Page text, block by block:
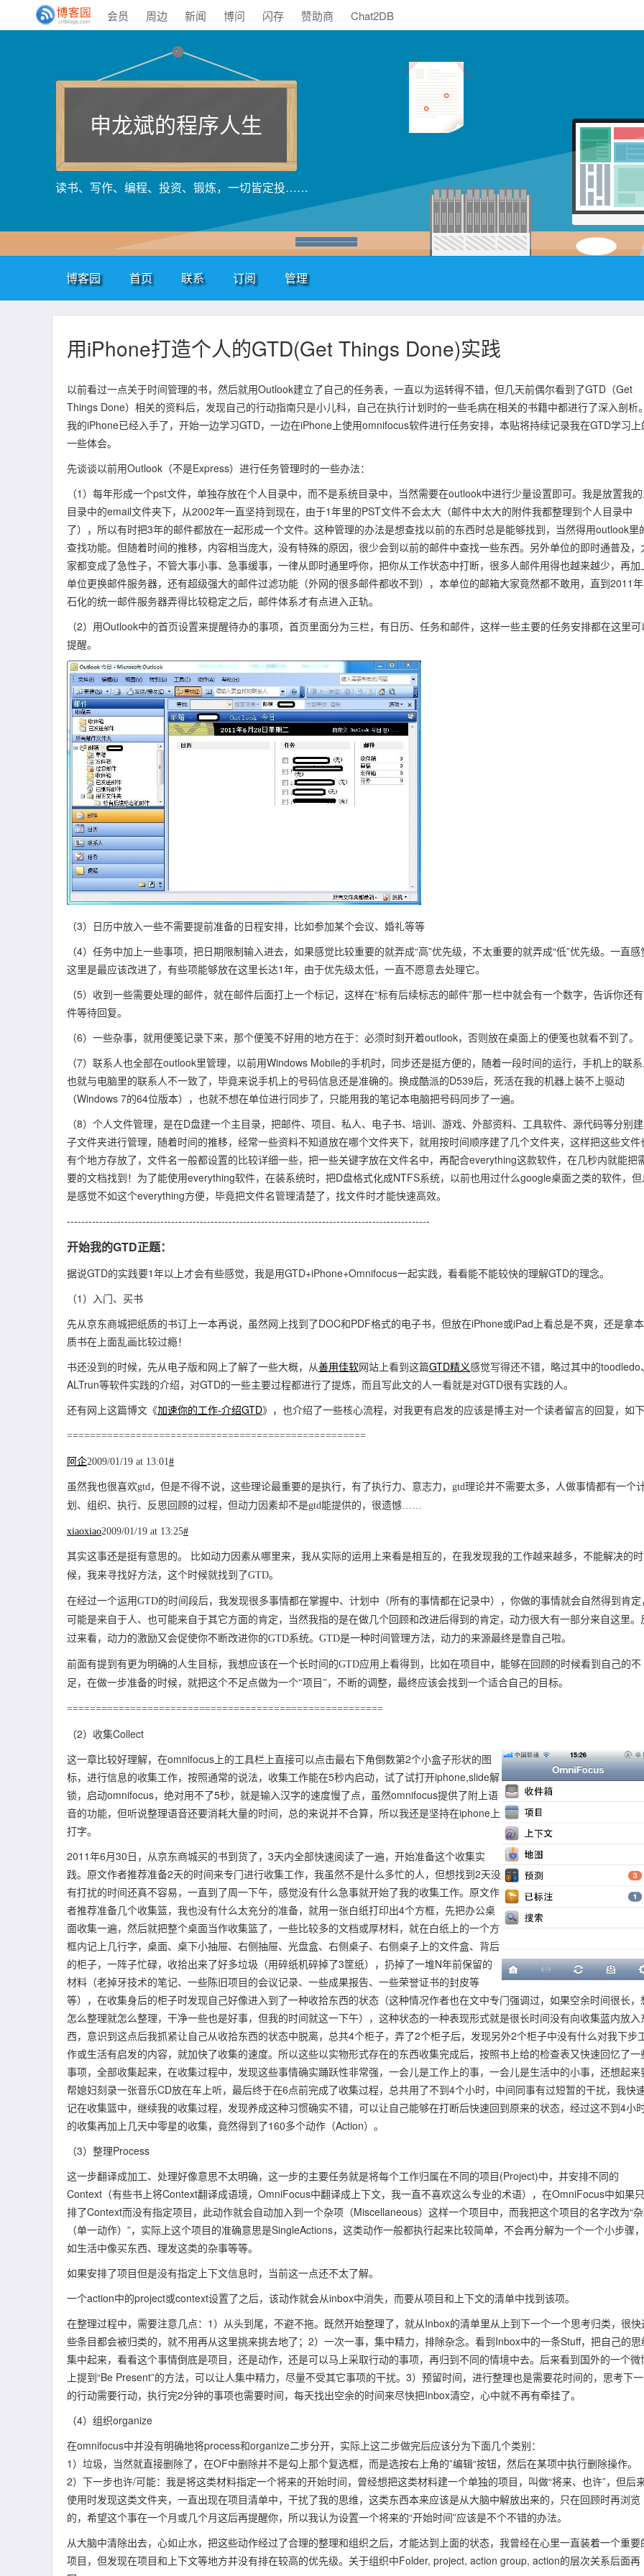
会员 周边 新闻 博问 闪存 赞助商 Chat2DB
申龙斌的程序人生
读书、写作、编程、投资、锻炼，一切皆定投……
博客园 首页 联系 订阅 管理
用iPhone打造个人的GTD(Get Things Done)实践
以前看过一点关于时间管理的书，然后就用Outlook建立了自己的任务表，一直以为运转得不错，但几天前偶尔看到了GTD（Get
Things Done）相关的资料后，发现自己的行动指南只是小儿科，自己在执行计划时的一些毛病在相关的书籍中都进行了深入剖析
我的iPhone已经入手了，开始一边学习GTD，一边在iPhone上使用omnifocus软件进行任务安排，本贴将持续记录我在GTD学习上
一些体会。
先谈谈以前用Outlook（不是Express）进行任务管理时的一些办法：
（1）每年形成一个pst文件，单独存放在个人目录中，而不是系统目录中，当然需要在outlook中进行少量设置即可。我是放置我
目录中的email文件夹下，从2002年一直坚持到现在，由于1年里的PST文件不会太大（邮件中太大的附件我都整理到个人目录中
了），所以有时把3年的邮件都放在一起形成一个文件。这种管理的办法是想查找以前的东西时总是能够找到，当然得用outlook里
查找功能。但随着时间的推移，内容相当庞大，没有特殊的原因，很少会到以前的邮件中查找一些东西。另外单位的即时通普及，
家都变成了急性子，不管大事小事、急事缓事，一律从即时通里呼你，把你从工作状态中打断，很多人邮件用得也越来越少，再加
单位更换邮件服务器，还有超级强大的邮件过滤功能（外网的很多邮件都收不到），本单位的邮箱大家竟然都不敢用，直到2011
石化的统一邮件服务器弄得比较稳定之后，邮件体系才有点进入正轨。
（2）用Outlook中的首页设置来提醒待办的事项，首页里面分为三栏，有日历、任务和邮件，这样一些主要的任务安排都在这里可
提醒。
（3）日历中放入一些不需要提前准备的日程安排，比如参加某个会议、婚礼等等
（4）任务中加上一些事项，把日期限制输入进去，如果感觉比较重要的就弄成“高”优先级，不太重要的就弄成“低”优先级。一直感
这里是最应该改进了，有些项能够放在这里长达1年，由于优先级太低，一直不愿意去处理它。
（5）收到一些需要处理的邮件，就在邮件后面打上一个标记，这样在“标有后续标志的邮件”那一栏中就会有一个数字，告诉你还
件等待回复。
（6）一些杂事，就用便笺记录下来，那个便笺不好用的地方在于：必须时刻开着outlook，否则放在桌面上的便笺也就看不到了。
（7）联系人也全部在outlook里管理，以前用Windows Mobile的手机时，同步还是挺方便的，随着一段时间的运行，手机上的联
也就与电脑里的联系人不一致了，毕竟来说手机上的号码信息还是准确的。换成酷派的D539后，死活在我的机器上装不上驱动
（Windows 7的64位版本），也就不想在单位进行同步了，只能用我的笔记本电脑把号码同步了一遍。
（8）个人文件管理，是在D盘建一个主目录，把邮件、项目、私人、电子书、培训、游戏、外部资料、工具软件、源代码等分别
子文件夹进行管理，随着时间的推移，经常一些资料不知道放在哪个文件夹下，就用按时间顺序建了几个文件夹，这样把这些文件
有个地方存放了，文件名一般都设置的比较详细一些，把一些关键字放在文件名中，再配合everything这款软件，在几秒内就能把
要的文档找到！为了能使用everything软件，在装系统时，把D盘格式化成NTFS系统，以前也用过什么google桌面之类的软件，
是感觉不如这个everything方便，毕竟把文件名管理清楚了，找文件时才能快速高效。
-----------------------------------------------------------------------------------------------------
开始我的GTD正题：
据说GTD的实践要1年以上才会有些感觉，我是用GTD+iPhone+Omnifocus一起实践，看看能不能较快的理解GTD的理念。
（1）入门、买书
先从京东商城把纸质的书订上一本再说，虽然网上找到了DOC和PDF格式的电子书，但放在iPhone或iPad上看总是不爽，还是拿
质书在上面乱画比较过瘾！
书还没到的时候，先从电子版和网上了解了一些大概，从善用佳软网站上看到这篇GTD精义感觉写得还不错，略过其中的toodledo
ALTrun等软件实践的介绍，对GTD的一些主要过程都进行了提炼，而且写此文的人一看就是对GTD很有实践的人。
还有网上这篇博文《加速你的工作-介绍GTD》，也介绍了一些核心流程，对我更有启发的应该是博主对一个读者留言的回复，如
====================================================
阿企2009/01/19 at 13:01#
虽然我也很喜欢gtd，但是不得不说，这些理论最重要的是执行，有了执行力、意志力，gtd理论并不需要太多，人做事情都有一个
划、组织、执行、反思回顾的过程，但动力因素却不是gtd能提供的，很遗憾……
xiaoxiao2009/01/19 at 13:25#
其实这事还是挺有意思的。 比如动力因素从哪里来，我从实际的运用上来看是相互的，在我发现我的工作越来越多，不能解决的时
候，我来寻找好方法，这个时候就找到了GTD。
在经过一个运用GTD的时间段后，我发现很多事情都在掌握中、计划中（所有的事情都在记录中），你做的事情就会自然得到肯定
可能是来自于人、也可能来自于其它方面的肯定，当然我指的是在做几个回顾和改进后得到的肯定，动力很大有一部分来自这里。
过来看，动力的激励又会促使你不断改进你的GTD系统。GTD是一种时间管理方法，动力的来源最终是靠自己啦。
前面有提到有更为明确的人生目标，我想应该在一个长时间的GTD应用上看得到，比如在项目中，能够在回顾的时候看到自己的不
足，在做一步准备的时候，就把这个不足点做为一个“项目”，不断的调整，最终应该会找到一个适合自己的目标。
=======================================================
（2）收集Collect
这一章比较好理解，在omnifocus上的工具栏上直接可以点击最右下角倒数第2个小盒子形状的图
标，进行信息的收集工作，按照通常的说法，收集工作能在5秒内启动，试了试打开iphone,slide解
锁，启动omnifocus，绝对用不了5秒，就是输入汉字的速度慢了点，虽然omnifocus提供了附上语
音的功能，但听说整理语音还要消耗大量的时间，总的来说并不合算，所以我还是坚持在iphone上
打字。
2011年6月30日，从京东商城买的书到货了，3天内全部快速阅读了一遍，开始准备这个收集实
践。原文作者推荐准备2天的时间来专门进行收集工作，我虽然不是什么多忙的人，但想找到2天没
有打扰的时间还真不容易，一直到了周一下午，感觉没有什么急事就开始了我的收集工作。原文作
者推荐准备几个收集篮，我也没有什么太充分的准备，就用一张白纸打印出4个方框，先把办公桌
面收集一遍，然后就把整个桌面当作收集篮了，一些比较多的文档或厚材料，就在白纸上的一个方
框内记上几行字，桌面、桌下小抽屉、右侧抽屉、光盘盒、右侧桌子、右侧桌子上的文件盒、背后
的柜子，一阵子忙碌，收拾出来了好多垃圾（用碎纸机碎掉了3筐纸），扔掉了一堆N年前保留的
材料（老掉牙技术的笔记、一些陈旧项目的会议记录、一些成果报告、一些荣誉证书的封皮等
等），在收集身后的柜子时发现自己好像进入到了一种收拾东西的状态（这种情况作者也在文中专门强调过，如果空余时间很长，
怎么整理就怎么整理，干净一些也是好事，但我的时间就这一下午），这种状态的一种表现形式就是很长时间没有向收集蓝内放入
西，意识到这点后我抓紧让自己从收拾东西的状态中脱离，总共4个柜子，弄了2个柜子后，发现另外2个柜子中没有什么对我下步
作或生活有启发的内容，就加快了收集的速度。所以这些以实物形式存在的东西收集完成后，按照书上给的检查表又快速回忆了一
事项，全部收集起来，在收集过程中，发现这些事情确实踊跃性非常强，一会儿是工作上的事，一会儿是生活中的小事，还想起来
帮媳妇刻录一张音乐CD放在车上听，最后终于在6点前完成了收集过程，总共用了不到4个小时，中间同事有过短暂的干扰，我快
记在收集篮中，继续我的收集过程，发现养成这种习惯确实不错，可以让自己能够在打断后快速回到原来的状态，经过这不到4小
的收集再加上几天中零星的收集，竟然得到了160多个动作（Action）。
（3）整理Process
这一步翻译成加工、处理好像意思不太明确，这一步的主要任务就是将每个工作归属在不同的项目(Project)中，并安排不同的
Context（有些书上将Context翻译成语境，OmniFocus中翻译成上下文，我一直不喜欢这么专业的术语），在OmniFocus中如果
排了Context而没有指定项目，此动作就会自动加入到一个杂项（Miscellaneous）这样一个项目中，而我把这个项目的名字改为“
（单一动作）”，实际上这个项目的准确意思是SingleActions，这类动作一般都执行起来比较简单，不会再分解为一个一个小步骤
如生活中像买东西、理发这类的杂事等等。
如果安排了项目但是没有指定上下文信息时，当前这一点还不太了解。
一个action中的project或context设置了之后，该动作就会从inbox中消失，而要从项目和上下文的清单中找到该项。
在整理过程中，需要注意几点：1）从头到尾，不避不拖。既然开始整理了，就从Inbox的清单里从上到下一个一个思考归类，很快
些条目都会被归类的，就不用再从这里挑来挑去地了；2）一次一事，集中精力，排除杂念。看到Inbox中的一条Stuff，把自己的思
集中起来，看看这个事情倒底是项目，还是动作，还是可以马上采取行动的事项，再归到不同的情境中去。后来看到国外的一个微
上提到“Be Present”的方法，可以让人集中精力，尽量不受其它事项的干扰。3）预留时间，进行整理也是需要花时间的，思考下
的行动需要行动，执行完2分钟的事项也需要时间，每天找出空余的时间来尽快把Inbox清空，心中就不再有牵挂了。
（4）组织organize
在omnifocus中并没有明确地将process和organize二步分开，实际上这二步做完后应该分为下面几个类别：
1）垃圾，当然就直接删除了，在OF中删除并不是勾上那个复选框，而是选按右上角的”编辑“按钮，然后在某项中执行删除操作。
2）下一步也许/可能：我是将这类材料指定一个将来的开始时间，曾经想把这类材料建一个单独的项目，叫做“将来、也许”，但后
使用时发现这类文件夹，一直出现在项目清单中，干扰了我的思维，这类东西本来应该是从大脑中解放出来的，只在回顾时再浏览
的，希望这个事在一个月或几个月这后再提醒你，所以我认为设置一个将来的“开始时间”应该是不个不错的办法。
从大脑中清除出去，心如止水，把这些动作经过了合理的整理和组织之后，才能达到上面的状态，我曾经在心里一直装着一个重要
项目，但发现在项目和上下文等地方并没有排在较高的优先级。关于组织中Folder, project, action group, action的层次关系后面再